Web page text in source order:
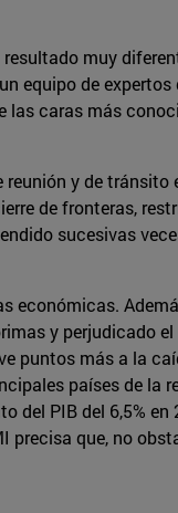
muy
equipo de expertos
las caras más
y de tránsito
de fronteras,
sucesivas
económicas.
y perjudicado
puntos más a la
países de la
del PIB del 6,5% en
que, no